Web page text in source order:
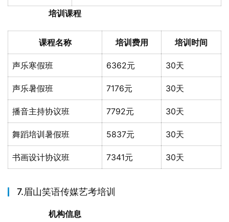
培训课程
课程名称 培训费用 培训时间
声乐寒假班 6362元 30天
声乐暑假班 7176元 30天
播音主持协议班 7792元 30天
舞蹈培训暑假班 5837元 30天
书画设计协议班 7341元 30天
7.眉山笑语传媒艺考培训
机构信息